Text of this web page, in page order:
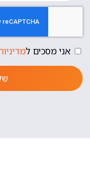
אני מסכים ל